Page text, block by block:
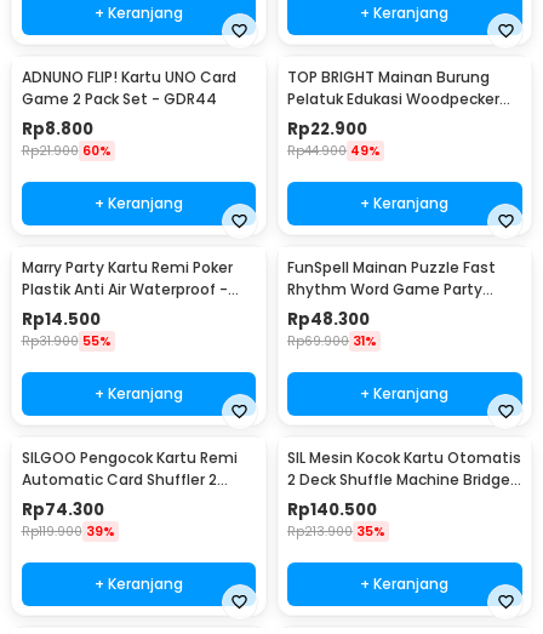
+ Keranjang + Keranjang
ADNUNO FLIP! Kartu UNO Card
Game 2 Pack Set - GDR44
Rp8.800
Rp21.900 60%
+ Keranjang
TOP BRIGHT Mainan Burung
Pelatuk Edukasi Woodpecker
Feeding Game - LS-27
Rp22.900
Rp44.900 49%
+ Keranjang
Marry Party Kartu Remi Poker
Plastik Anti Air Waterproof -
MP788
Rp14.500
Rp31.900 55%
+ Keranjang
FunSpell Mainan Puzzle Fast
Rhythm Word Game Party
Board Toy - BMP2
Rp48.300
Rp69.900 31%
+ Keranjang
SILGOO Pengocok Kartu Remi
Automatic Card Shuffler 2
Deck Games Kabel USB - SG19
Rp74.300
Rp119.900 39%
+ Keranjang
SIL Mesin Kocok Kartu Otomatis
2 Deck Shuffle Machine Bridge
UNO Games Sensor Induksi - S-
44
Rp140.500
Rp213.900 35%
+ Keranjang